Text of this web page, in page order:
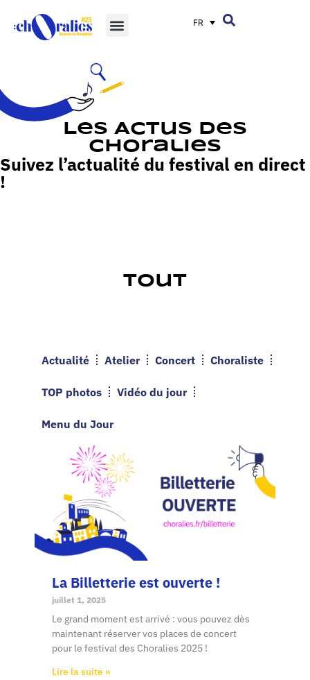
FR
LeS Actus des
choralies
Suivez l’actualité du festival en direct
!
Tout
Actualité Atelier Concert Choraliste
TOP photos Vidéo du jour
Menu du Jour
La Billetterie est ouverte !
juillet 1, 2025
Le grand moment est arrivé : vous pouvez dès
maintenant réserver vos places de concert
pour le festival des Choralies 2025 !
Lire la suite »